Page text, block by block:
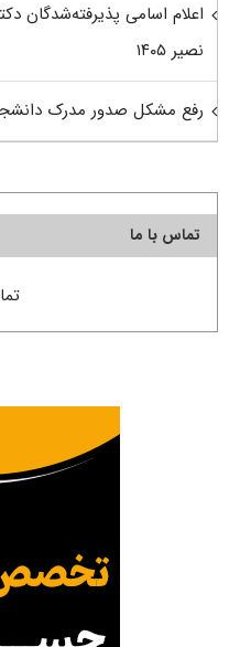
اعلام اسامی پذیرفته‌شدگان
نصیر ۱۴۰۵
رفع مشکل صدور مدرک
تماس با ما